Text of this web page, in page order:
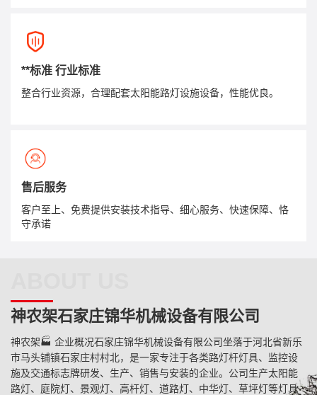
**标准 行业标准
整合行业资源，合理配套太阳能路灯设施设备，性能优良。
售后服务
客户至上、免费提供安装技术指导、细心服务、快速保障、恪
守承诺
神农架石家庄锦华机械设备有限公司
神农架🏭 企业概况石家庄锦华机械设备有限公司坐落于河北省新乐
市马头铺镇石家庄村村北，是一家专注于各类路灯杆灯具、监控设
施及交通标志牌研发、生产、销售与安装的企业。公司生产太阳能
路灯、庭院灯、景观灯、高杆灯、道路灯、中华灯、草坪灯等灯具